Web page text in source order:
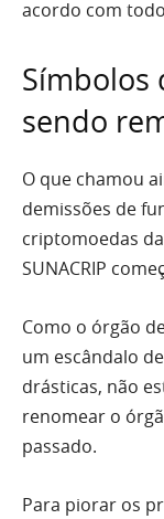
acordo com
Símbolos
sendo
O que chamou
demissões de
criptomoedas
SUNACRIP
Como o órgão
um escândalo
drásticas, não
renomear o
passado.
Para piorar os